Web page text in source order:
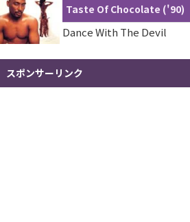
Taste Of Chocolate ('90)
Dance With The Devil
スポンサーリンク